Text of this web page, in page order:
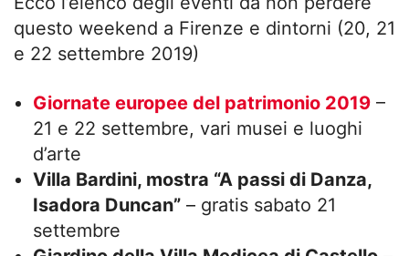
questo weekend a Firenze e dintorni (20, 21
e 22 settembre 2019)
Giornate europee del patrimonio 2019 –
21 e 22 settembre, vari musei e luoghi
d’arte
Villa Bardini, mostra “A passi di Danza,
Isadora Duncan” – gratis sabato 21
settembre